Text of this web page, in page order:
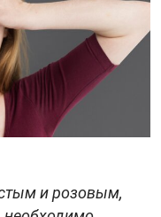
и розовым,